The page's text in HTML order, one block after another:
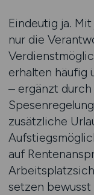
Eindeutig ja.
nur die
erhalten häufig
– ergänzt
zusätzliche
auf
setzen bewusst